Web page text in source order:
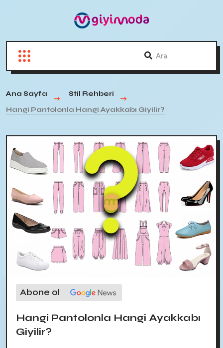
Ana Sayfa
Stil Rehberi
Hangi Pantolonla Hangi Ayakkabı Giyilir?
Abone ol
Hangi Pantolonla Hangi Ayakkabı
Giyilir?